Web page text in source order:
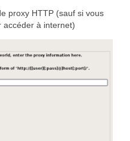
proxy HTTP (sauf si vous
accéder à internet)